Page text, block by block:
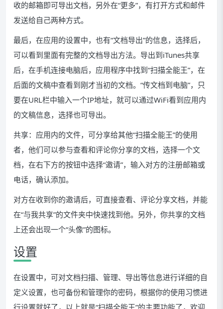
收的邮箱即可导出文档，另外在“更多”，有打开方式和邮件
发送给自己两种方式。
最后，在应用的设置中，也有“文档导出”的信息，选择后，
可以看到里面有完整的文档导出方法。导出到iTunes共享
后，在手机连接电脑后，应用程序中找到“扫描全能王”，在
后面的文稿中查看到刚才当初的文档。“传文档到电脑”，只
要在URL栏中输入一个IP地址，就可以通过WiFi看到应用内
的文稿信息，选择也可导出。
共享：应用内的文件，可分享给其他“扫描全能王”的使用
者，他们可以参与查看和评论你分享的文档，选择一个文
档，在右下方的按钮中选择“邀请”，输入对方的注册邮箱或
电话，确认添加。
对方在收到你的邀请后，可直接查看、评论分享文档，并能
在“与我共享”的文件夹中快速找到他。另外，你共享的文档
上还会出现一个“头像”的图标。
设置
在设置中，可对文档扫描、管理、导出等信息进行详细的自
定义设置，也可备份和管理你的密码，根据你的使用习惯进
行设置就好了，以上就是“扫描全能王”的主要功能了，欢迎